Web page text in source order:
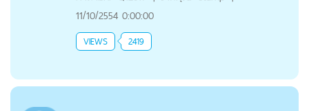
11/10/2554 0:00:00
VIEWS 2419